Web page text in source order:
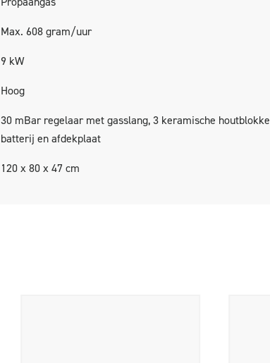
Max. 608 gram/uur
9 kW
Hoog
30 mBar regelaar met gasslang, 3 keramische
batterij en afdekplaat
120 x 80 x 47 cm